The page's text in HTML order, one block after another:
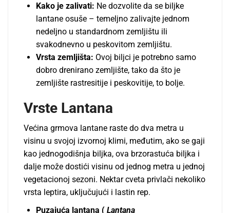
Kako je zalivati: Ne dozvolite da se biljke
lantane osuše – temeljno zalivajte jednom
nedeljno u standardnom zemljištu ili
svakodnevno u peskovitom zemljištu.
Vrsta zemljišta: Ovoj biljci je potrebno samo
dobro drenirano zemljište, tako da što je
zemljište rastresitije i peskovitije, to bolje.
Vrste Lantana
Većina grmova lantane raste do dva metra u
visinu u svojoj izvornoj klimi, međutim, ako se gaji
kao jednogodišnja biljka, ova brzorastuća biljka i
dalje može dostići visinu od jednog metra u jednoj
vegetacionoj sezoni. Nektar cveta privlači nekoliko
vrsta leptira, uključujući i lastin rep.
Puzajuća lantana ( Lantana